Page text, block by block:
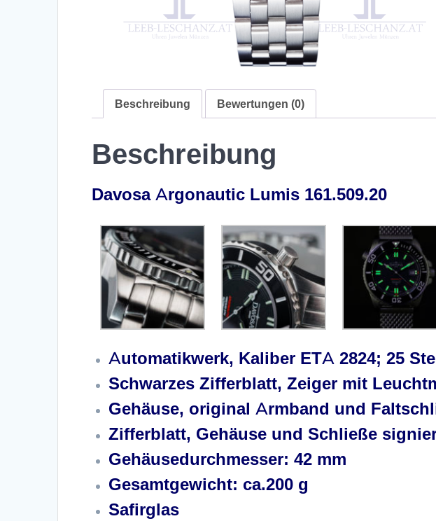
Beschreibung Bewertungen (0)
Beschreibung
Davosa Argonautic Lumis 161.509.20
Automatikwerk, Kaliber ETA 2824; 25
Schwarzes Zifferblatt, Zeiger mit
Gehäuse, original Armband und
Zifferblatt, Gehäuse und Schließe
Gehäusedurchmesser: 42 mm
Gesamtgewicht: ca.200 g
Safirglas